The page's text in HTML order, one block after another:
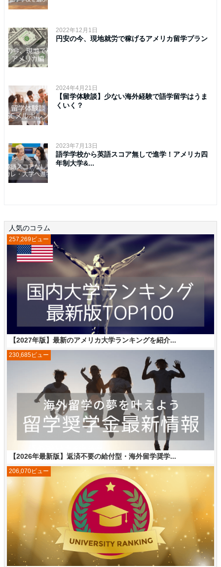
2022年12月1日
円安の今、現地就労で稼げるアメリカ留学プラン
2024年4月21日
【留学体験談】少ない海外経験で語学留学はうま
くいく？
2023年7月13日
語学学校から英語スコア無しで進学！アメリカ四
年制大学&...
人気のコラム
【2027年版】最新のアメリカ大学ランキングを紹介...
257,269ビュー
【2026年最新版】返済不要の給付型・海外留学奨学...
230,685ビュー
206,070ビュー